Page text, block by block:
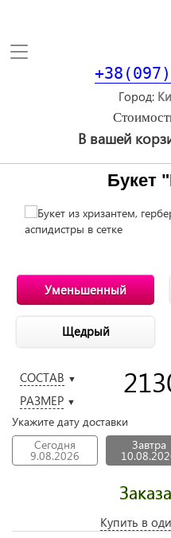
Toggle
Город
В вашей
Букет
Уменьшенный
Щедрый
СОСТАВ ▼
РАЗМЕР ▼
Укажите дату доставки
Сегодня
9.08.2026
Завтра
Купить в